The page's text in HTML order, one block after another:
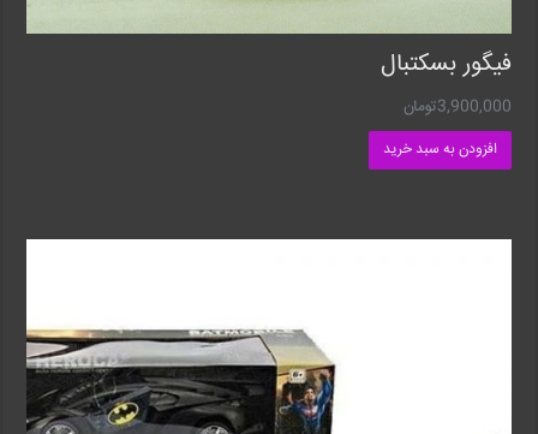
فیگور بسکتبال
3,900,000تومان
افزودن به سبد خرید